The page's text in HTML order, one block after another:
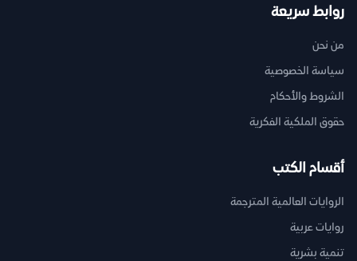
روابط سريعة
من نحن
سياسة الخصوصية
الشروط والأحكام
حقوق الملكية الفكرية
أقسام الكتب
الروايات العالمية المترجمة
روايات عربية
تنمية بشرية